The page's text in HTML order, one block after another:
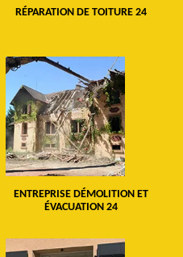
RÉPARATION DE TOITURE 24
ENTREPRISE DÉMOLITION ET
ÉVACUATION 24